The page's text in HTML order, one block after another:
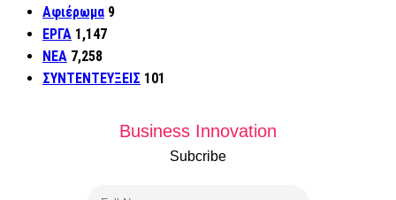
Αφιέρωμα 9
ΕΡΓΑ 1,147
ΝΕΑ 7,258
ΣΥΝΤΕΝΤΕΥΞΕΙΣ 101
Business Innovation
Subcribe